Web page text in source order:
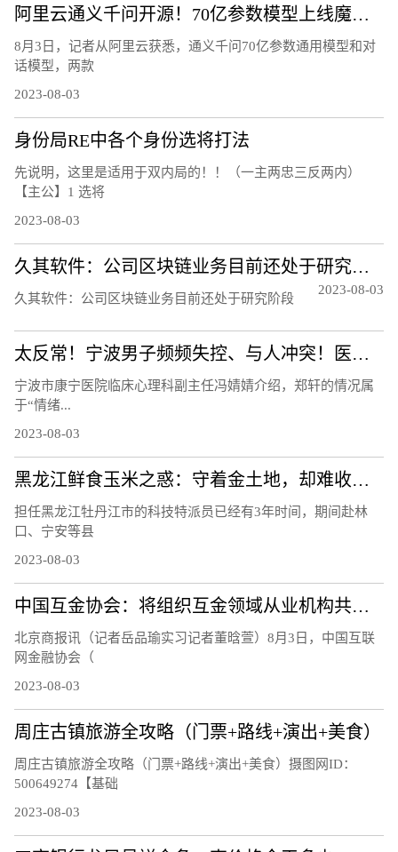
阿里云通义千问开源！70亿参数模型上线魔搭社区，免费可商用
8月3日，记者从阿里云获悉，通义千问70亿参数通用模型和对
话模型，两款
2023-08-03
身份局RE中各个身份选将打法
先说明，这里是适用于双内局的！！（一主两忠三反两内）
【主公】1 选将
2023-08-03
久其软件：公司区块链业务目前还处于研究阶段
久其软件：公司区块链业务目前还处于研究阶段
2023-08-03
太反常！宁波男子频频失控、与人冲突！医生：须重视！都是因为……
宁波市康宁医院临床心理科副主任冯婧婧介绍，郑轩的情况属
于“情绪...
2023-08-03
黑龙江鲜食玉米之惑：守着金土地，却难收获金豆豆？听听基层声音
担任黑龙江牡丹江市的科技特派员已经有3年时间，期间赴林
口、宁安等县
2023-08-03
中国互金协会：将组织互金领域从业机构共同应对黑灰产侵害
北京商报讯（记者岳品瑜实习记者董晗萱）8月3日，中国互联
网金融协会（
2023-08-03
周庄古镇旅游全攻略（门票+路线+演出+美食）
周庄古镇旅游全攻略（门票+路线+演出+美食）摄图网ID：
500649274【基础
2023-08-03